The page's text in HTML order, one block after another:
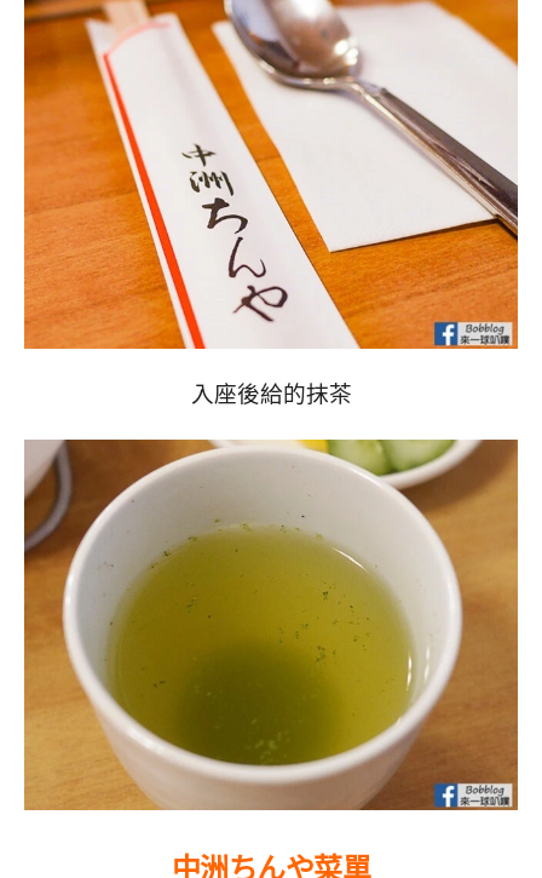
入座後給的抹茶
中洲ちんや菜單